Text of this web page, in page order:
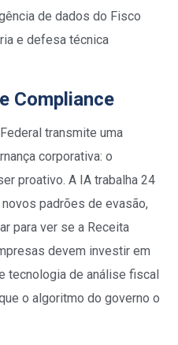
de dados do Fisco
e defesa técnica
Compliance
transmite uma
corporativa: o
proativo. A IA trabalha 24
padrões de evasão,
para ver se a Receita
devem investir em
tecnologia de análise fiscal
o algoritmo do governo o